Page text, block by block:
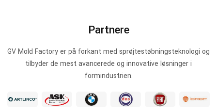
Partnere
GV Mold Factory er på forkant med sprøjtestøbningsteknologi og
tilbyder de mest avancerede og innovative løsninger i
formindustrien.